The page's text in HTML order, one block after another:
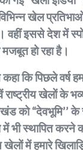
खेल
वहीं इससे देश में
हो रहा है।
कि पिछले वर्ष
खेलों के
को “देवभूमि’’
भी स्थापित करने
खेलों में हमारे